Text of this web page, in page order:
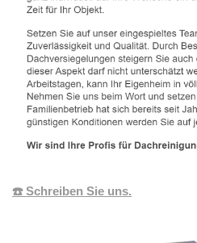
☎️ Schreiben Sie uns.